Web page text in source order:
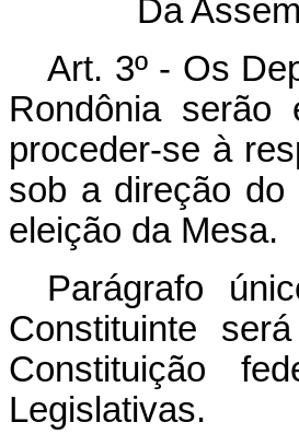
Da
Art. 3º - Os
Rondônia
proceder-se à
sob a direção do
eleição da Mesa.
Parágrafo
Constituinte
Constituição
Legislativas.